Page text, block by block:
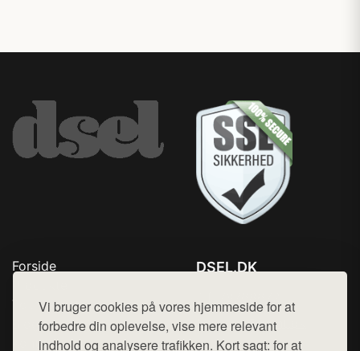
Vi bruger cookies på vores hjemmeside for at
forbedre din oplevelse, vise mere relevant
indhold og analysere trafikken. Kort sagt: for at
Forside
Top Rabatter
Blog
Kontakt
DSEL.DK
Mail: hej@want.dk